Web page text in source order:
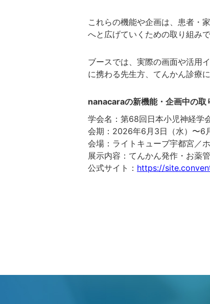
これらの機能や企画は、患者・
へと広げていくための取り組みで
ブースでは、実際の画面や活用
に携わる先生方、てんかん診療
nanacaraの新機能・企画中の取
学会名：第68回日本小児神経学
会期：2026年6月3日（水）〜6
会場：ライトキューブ宇都宮／
展示内容：てんかん発作・お薬
公式サイト： https://